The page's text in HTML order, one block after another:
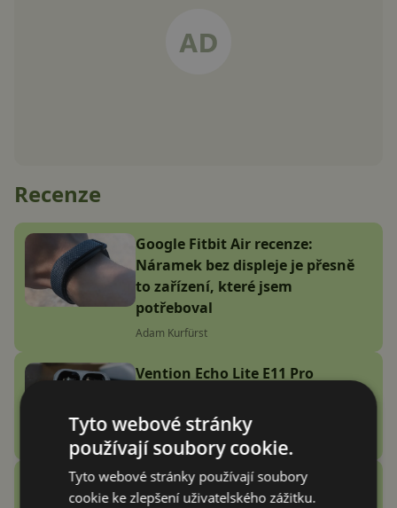
Recenze
Google Fitbit Air recenze:
Náramek bez displeje je přesně
to zařízení, které jsem
potřeboval
Adam Kurfürst
Vention Echo Lite E11 Pro
stovky zlatý grál nebo podfuk?
Vašek Švec
Zobrazit další
Recenze
Tyto webové stránky
používají soubory cookie.
Tyto webové stránky používají soubory
cookie ke zlepšení uživatelského zážitku.